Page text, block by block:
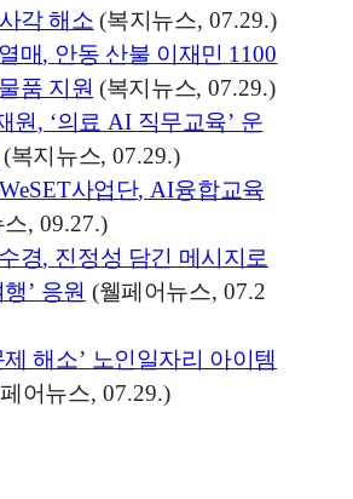
각 해소 (복지뉴스, 07.29.)
매, 안동 산불 이재민 1100
품 지원 (복지뉴스, 07.29.)
원 , ‘의료 AI 직무교육’ 운
(복지뉴스, 07.29.)
사업단, AI융합교육
스, 09.27.)
경, 진정성 담긴 메시지로
’ 응원 (웰페어뉴스, 07.2
해소’ 노인일자리 아이템
어뉴스, 07.29.)